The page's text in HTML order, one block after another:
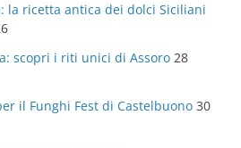
la ricetta antica dei dolci Siciliani
scopri i riti unici di Assoro 28
il Funghi Fest di Castelbuono 30